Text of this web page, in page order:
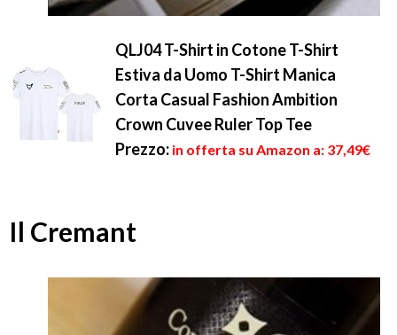
QLJ04 T-Shirt in Cotone T-Shirt
Estiva da Uomo T-Shirt Manica
Corta Casual Fashion Ambition
Crown Cuvee Ruler Top Tee
Prezzo: in offerta su Amazon a: 37,49€
Il Cremant